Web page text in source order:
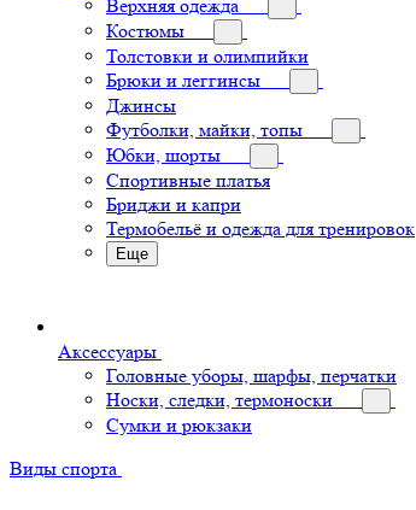
Верхняя одежда
Костюмы
Толстовки и олимпийки
Брюки и леггинсы
Джинсы
Футболки, майки, топы
Юбки, шорты
Спортивные платья
Бриджи и капри
Термобельё и одежда для тренировок
Еще
Аксессуары
Головные уборы, шарфы, перчатки
Носки, следки, термоноски
Сумки и рюкзаки
Виды спорта